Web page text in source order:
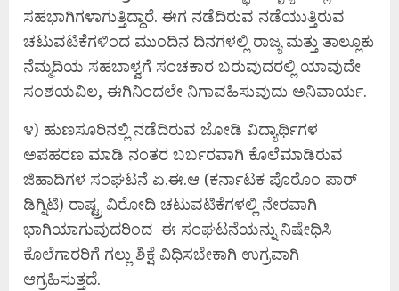
ಸಹಭಾಗಿಗಳಾಗುತ್ತಿದ್ದಾರೆ. ಈಗ ನಡೆದಿರುವ ನಡೆಯುತ್ತಿರುವ
ಚಟುವಟಿಕೆಗಳಿಂದ ಮುಂದಿನ ದಿನಗಳಲ್ಲಿ ರಾಜ್ಯ ಮತ್ತು ತಾಲ್ಲೂಕು
ನೆಮ್ಮದಿಯ ಸಹಬಾಳ್ವಗೆ ಸಂಚಕಾರ ಬರುವುದರಲ್ಲಿ ಯಾವುದೇ
ಸಂಶಯವಿಲ, ಈಗಿನಿಂದಲೇ ನಿಗಾವಹಿಸುವುದು ಅನಿವಾರ್ಯ.
೪) ಹುಣಸೂರಿನಲ್ಲಿ ನಡೆದಿರುವ ಜೋಡಿ ವಿದ್ಯಾರ್ಥಿಗಳ
ಅಪಹರಣ ಮಾಡಿ ನಂತರ ಬರ್ಬರವಾಗಿ ಕೊಲೆಮಾಡಿರುವ
ಜಿಹಾದಿಗಳ ಸಂಘಟನೆ ಏ.ಈ.ಆ (ಕರ್ನಾಟಕ ಪೊರೊಂ ಪಾರ್
ಡಿಗ್ನಿಟಿ) ರಾಷ್ಟ್ರ ವಿರೋದಿ ಚಟುವಟಿಕೆಗಳಲ್ಲಿ ನೇರವಾಗಿ
ಭಾಗಿಯಾಗುವುದರಿಂದ ಈ ಸಂಘಟನೆಯನ್ನು ನಿಷೇಧಿಸಿ
ಕೊಲೆಗಾರರಿಗೆ ಗಲ್ಲು ಶಿಕ್ಷೆ ವಿಧಿಸಬೇಕಾಗಿ ಉಗ್ರವಾಗಿ
ಆಗ್ರಹಿಸುತ್ತದೆ.